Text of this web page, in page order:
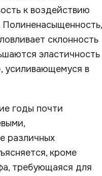
к воздействию
Полиненасыщенность,
склонность
эластичность
усиливающемуся в
годы почти
различных
кроме
требующаяся для